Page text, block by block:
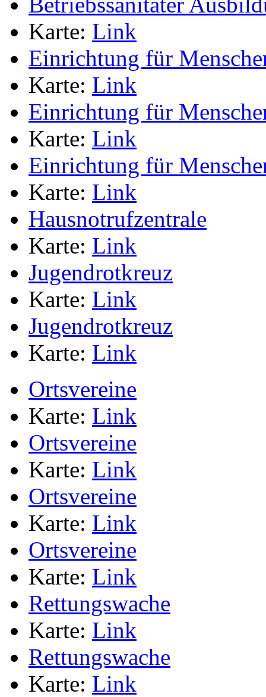
Karte: Link
Einrichtung für
Karte: Link
Einrichtung für
Karte: Link
Einrichtung für
Karte: Link
Hausnotrufzentrale
Karte: Link
Jugendrotkreuz
Karte: Link
Jugendrotkreuz
Karte: Link
Ortsvereine
Karte: Link
Ortsvereine
Karte: Link
Ortsvereine
Karte: Link
Ortsvereine
Karte: Link
Rettungswache
Karte: Link
Rettungswache
Karte: Link